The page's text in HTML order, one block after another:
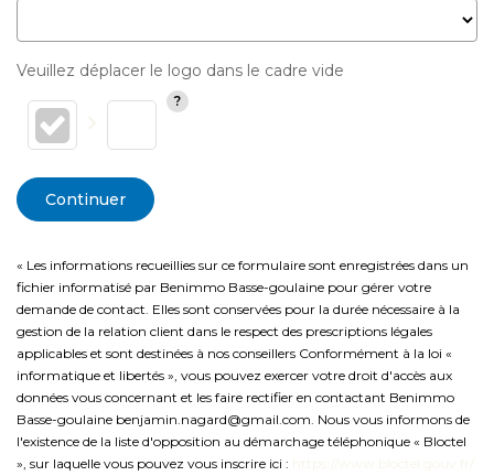
Veuillez déplacer le logo dans le cadre vide
Continuer
« Les informations recueillies sur ce formulaire sont enregistrées dans un
fichier informatisé par Benimmo Basse-goulaine pour gérer votre
demande de contact. Elles sont conservées pour la durée nécessaire à la
gestion de la relation client dans le respect des prescriptions légales
applicables et sont destinées à nos conseillers Conformément à la loi «
informatique et libertés », vous pouvez exercer votre droit d'accès aux
données vous concernant et les faire rectifier en contactant Benimmo
Basse-goulaine benjamin.nagard@gmail.com. Nous vous informons de
l'existence de la liste d'opposition au démarchage téléphonique « Bloctel
», sur laquelle vous pouvez vous inscrire ici :